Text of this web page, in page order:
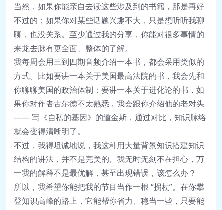
当然，如果你能亲自去读这些涉及到的书籍，那是再好
不过的；如果你对某些话题兴趣不大，只是想听听我聊
聊，也没关系。至少通过我的分享，你能对很多事情的
来龙去脉有更全面、整体的了解。
我每周会用三到四期音频介绍一本书，都会采用类似的
方式。比如要讲一本关于美国最高法院的书，我会先和
你聊聊美国的政治体制；要讲一本关于进化论的书，如
果你对作者古尔德不太熟悉，我会跟你介绍他的老对头
—— 写《自私的基因》的道金斯，通过对比，知识脉络
就会变得清晰明了。
不过，我得坦诚地说，我这种用大量背景知识搭建知识
结构的讲法，并不是完美的。我无时无刻不在担心，万
一我的解释不是最优解，甚至出现错误，该怎么办？
所以，我希望你能把我的节目当作一根 “拐杖”。在你攀
登知识高峰的路上，它能帮你省力、稳当一些，只要能